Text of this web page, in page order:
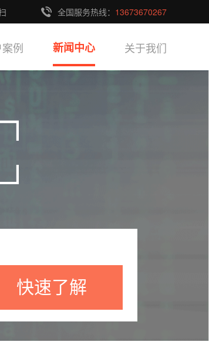
全国服务热线： 13673670267
例 新闻中心 关于我们
快速了解